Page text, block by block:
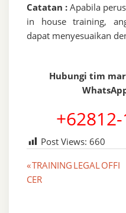
Catatan : Apabila
in house training,
dapat menyesuaikan
Hubungi tim
Post Views: 660
Post
navigation
« TRAINING LEGAL OFFI
CER